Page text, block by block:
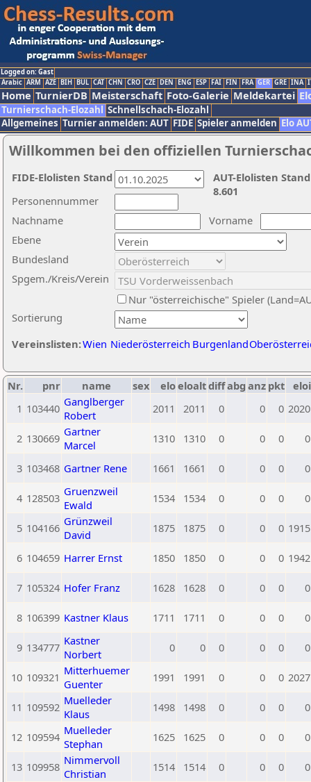
Logged on: Gast
Arabic ARM AZE BIH BUL CAT CHN CRO CZE DEN ENG ESP FAI FIN FRA GER GRE INA
Home TurnierDB Meisterschaft Foto-Galerie Meldekartei
Turnierschach-Elozahl Schnellschach-Elozahl
Allgemeines Turnier anmelden: AUT FIDE Spieler anmelden Elo
Willkommen bei den offiziellen
Nachname
Vorname
Ebene
Sortierung
Personennummer
Bundesland
Spgem./Kreis/Verein
Nur "österreichische" Spieler
Vereinslisten:Wien Niederösterreich Burgenland
AUT-Elolisten
8.601
FIDE-Elolisten Stand
Nr. pnr name sex eloeloaltdiffabg anz pkt eloi
1 103440 Ganglberger
Robert
2011 2011 0 0 0 2020
2 130669 Gartner
Marcel
1310 1310 0 0 0 0
3 103468 Gartner Rene 1661 1661 0 0 0 0
4 128503 Gruenzweil
Ewald
1534 1534 0 0 0 0
5 104166 Grünzweil
David
1875 1875 0 0 0 1915
6 104659 Harrer Ernst 1850 1850 0 0 0 1942
7 105324 Hofer Franz 1628 1628 0 0 0 0
8 106399 Kastner Klaus 1711 1711 0 0 0 0
9 134777 Kastner
Norbert
0 0 0 0 0 0
10 109321 Mitterhuemer
Guenter
1991 1991 0 0 0 2027
11 109592 Muelleder
Klaus
1498 1498 0 0 0 0
12 109594 Muelleder
Stephan
1625 1625 0 0 0 0
13 109958 Nimmervoll
Christian
1514 1514 0 0 0 0